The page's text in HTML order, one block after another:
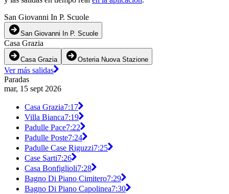
San Giovanni In P. Scuole
San Giovanni In P. Scuole
Casa Grazia
Casa Grazia Osteria Nuova Stazione
Ver más salidas
Paradas
mar, 15 sept 2026
Casa Grazia7:17
Villa Bianca7:19
Padulle Pace7:22
Padulle Poste7:24
Padulle Case Riguzzi7:25
Case Sarti7:26
Casa Bonfiglioli7:28
Bagno Di Piano Cimitero7:29
Bagno Di Piano Capolinea7:30